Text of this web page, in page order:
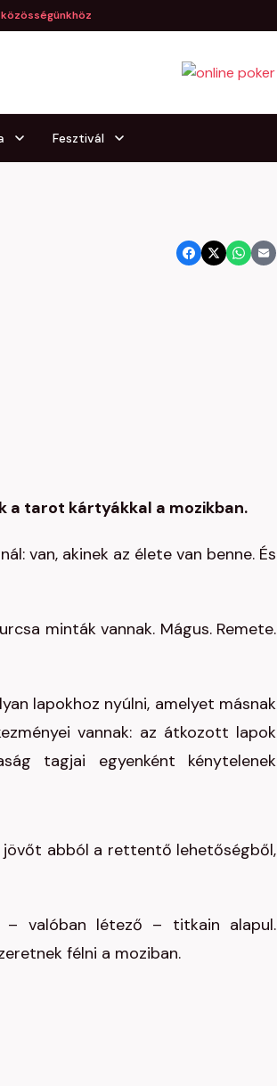
Fesztivál
a tarot kártyákkal a mozikban.
van, akinek az élete van benne. És
minták vannak. Mágus. Remete.
lapokhoz nyúlni, amelyet másnak
vannak: az átkozott lapok
tagjai egyenként kénytelenek
jövőt abból a rettentő lehetőségből,
valóban létező – titkain alapul.
félni a moziban.